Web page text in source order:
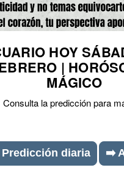
HOY
|
MÁGICO
Consulta la predicción para
diaria ➡️